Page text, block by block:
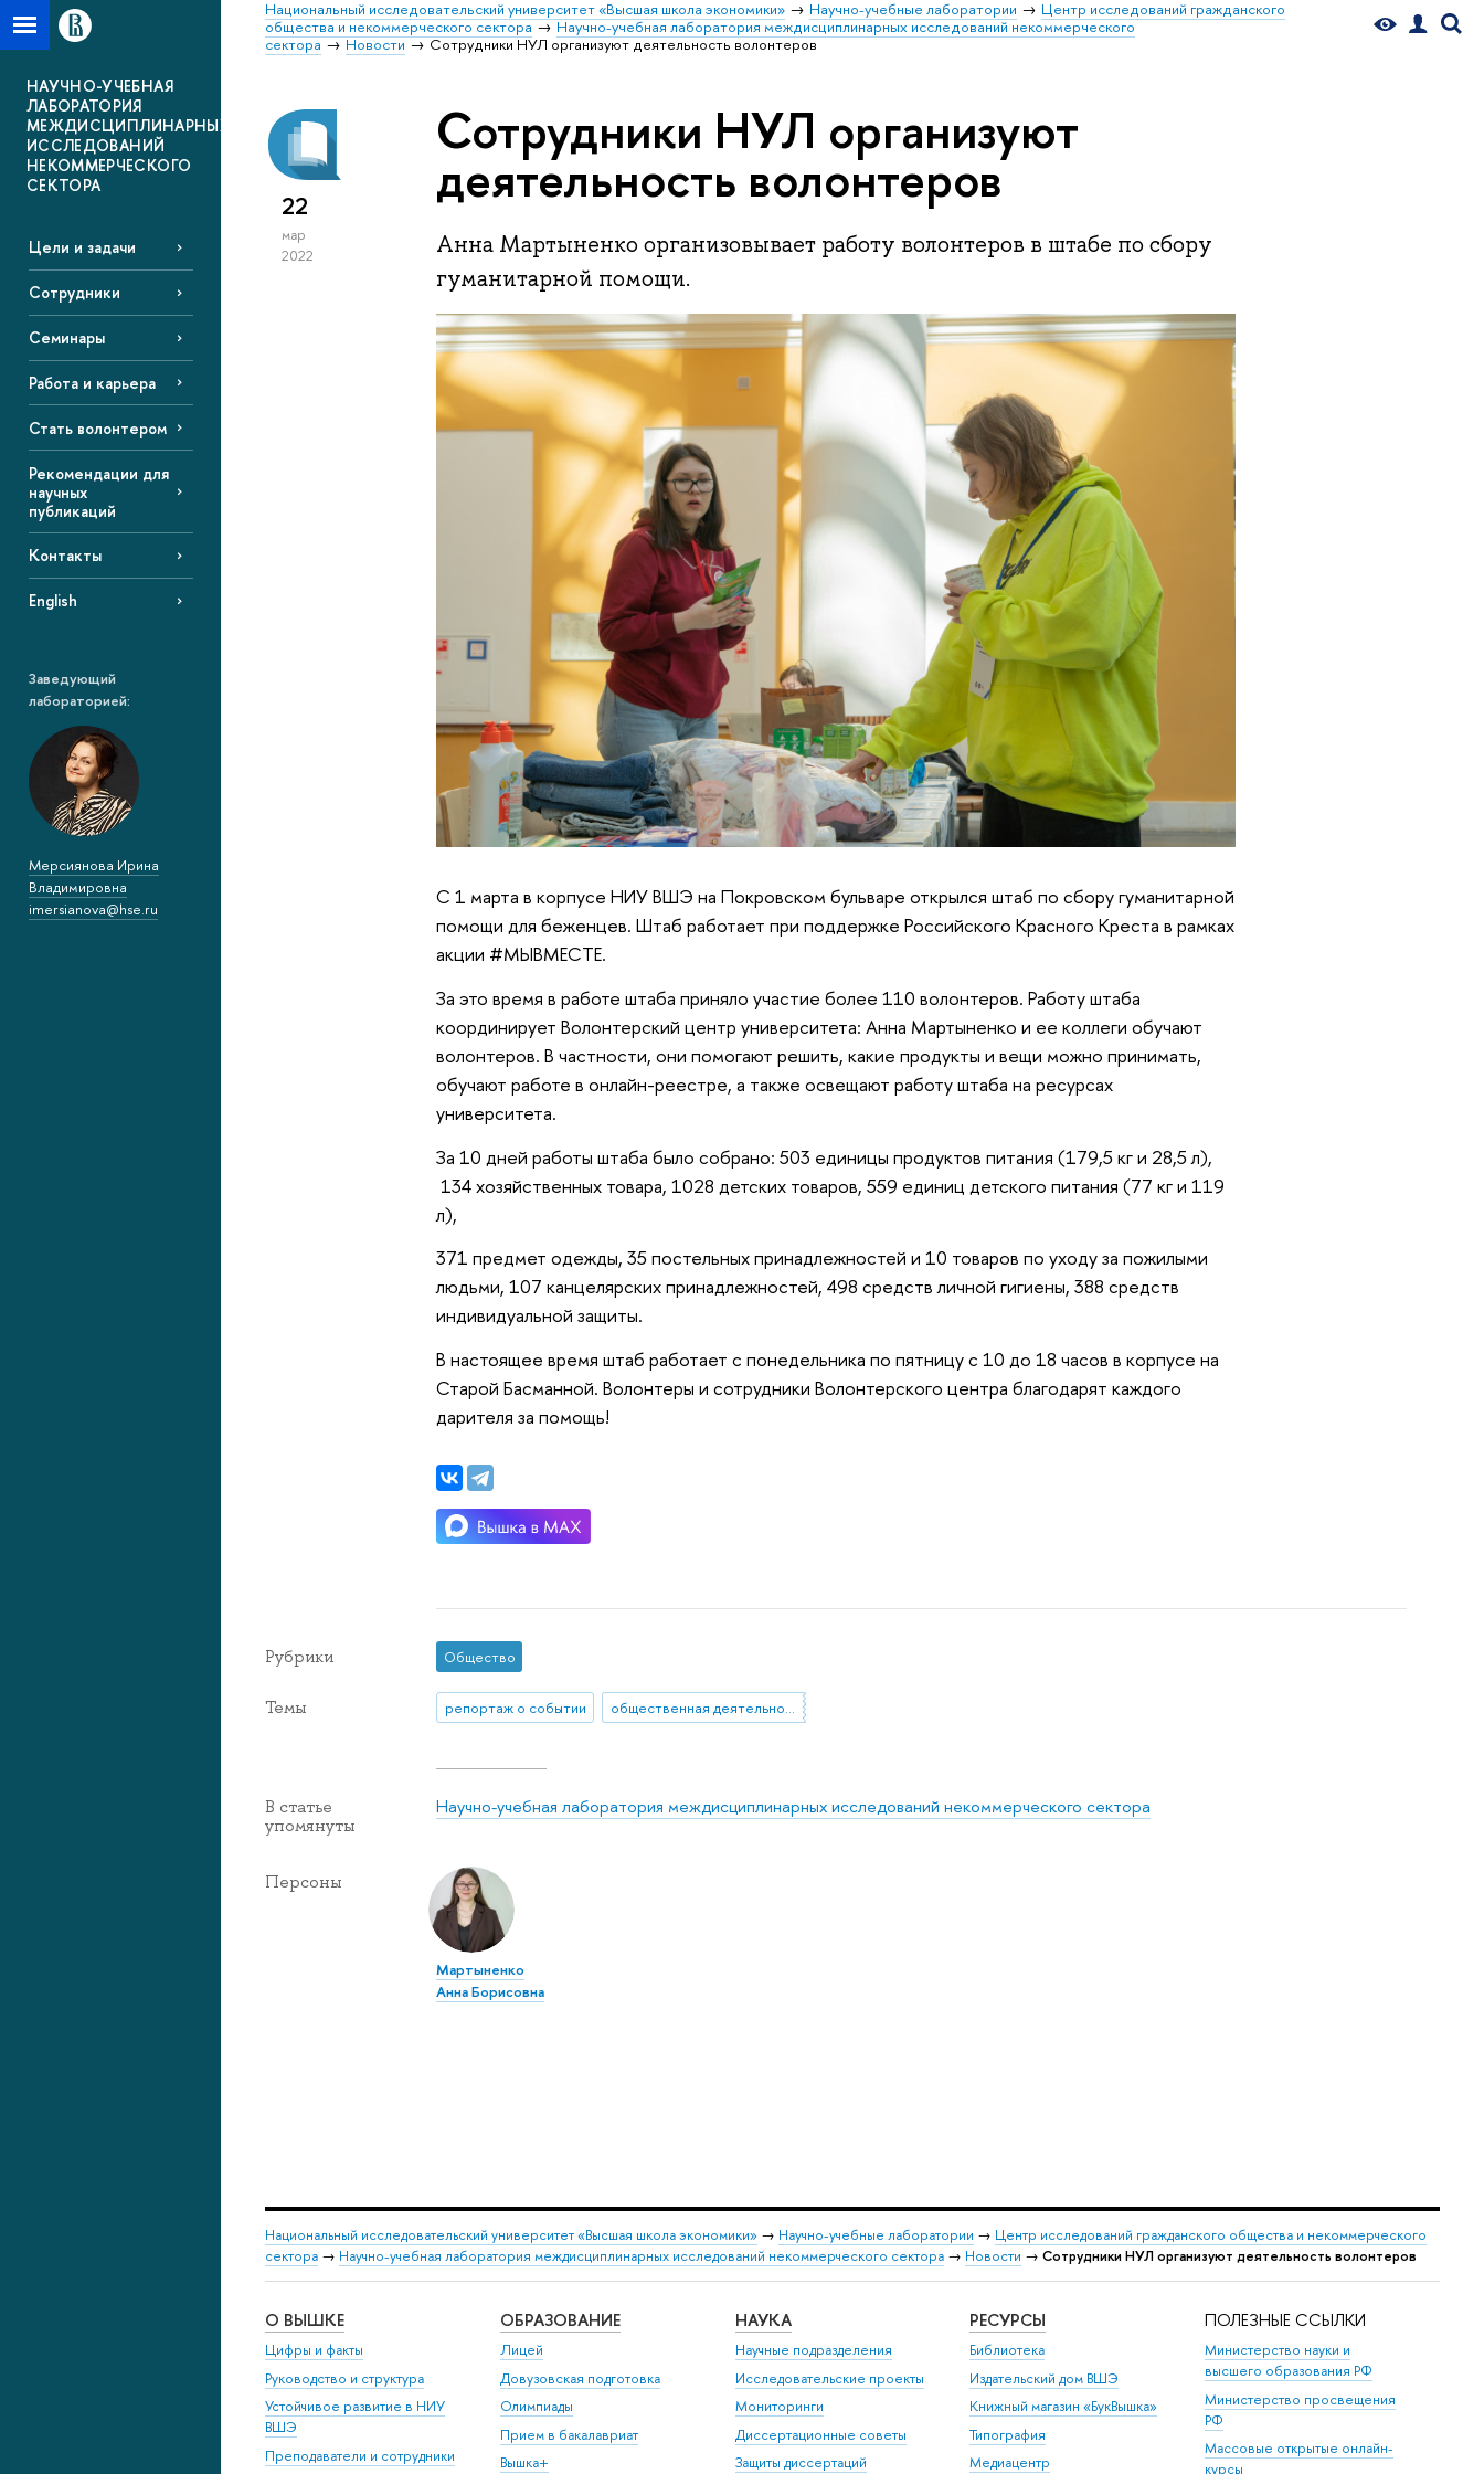
Национальный исследовательский университет «Высшая школа экономики» Научно-учебные лаборатории
Центр исследований гражданского
общества и некоммерческого сектора
Научно-учебная лаборатория междисциплинарных исследований некоммерческого
сектора
Новости Сотрудники НУЛ организуют деятельность волонтеров
НАУЧНО-УЧЕБНАЯ
ЛАБОРАТОРИЯ
МЕЖДИСЦИПЛИНАРНЫХ
ИССЛЕДОВАНИЙ
НЕКОММЕРЧЕСКОГО
СЕКТОРА
Цели и задачи
Сотрудники
Семинары
Работа и карьера
Стать волонтером
Рекомендации для
научных
публикаций
Контакты
English
Заведующий
лабораторией:
Мерсиянова Ирина
Владимировна
imersianova@hse.ru
22
мар
2022
Сотрудники НУЛ организуют
деятельность волонтеров
Анна Мартыненко организовывает работу волонтеров в штабе по сбору
гуманитарной помощи.
С 1 марта в корпусе НИУ ВШЭ на Покровском бульваре открылся штаб по сбору гуманитарной
помощи для беженцев. Штаб работает при поддержке Российского Красного Креста в рамках
акции #МЫВМЕСТЕ.
За это время в работе штаба приняло участие более 110 волонтеров. Работу штаба
координирует Волонтерский центр университета: Анна Мартыненко и ее коллеги обучают
волонтеров. В частности, они помогают решить, какие продукты и вещи можно принимать,
обучают работе в онлайн-реестре, а также освещают работу штаба на ресурсах
университета.
За 10 дней работы штаба было собрано: 503 единицы продуктов питания (179,5 кг и 28,5 л),
134 хозяйственных товара, 1028 детских товаров, 559 единиц детского питания (77 кг и 119
л),
371 предмет одежды, 35 постельных принадлежностей и 10 товаров по уходу за пожилыми
людьми, 107 канцелярских принадлежностей, 498 средств личной гигиены, 388 средств
индивидуальной защиты.
В настоящее время штаб работает с понедельника по пятницу с 10 до 18 часов в корпусе на
Старой Басманной. Волонтеры и сотрудники Волонтерского центра благодарят каждого
дарителя за помощь!
Рубрики Общество
Темы репортаж о событии общественная деятельность
В статье
упомянуты
Научно-учебная лаборатория междисциплинарных исследований некоммерческого сектора
Персоны
Мартыненко
Анна Борисовна
Национальный исследовательский университет «Высшая школа экономики» → Научно-учебные лаборатории → Центр исследований гражданского общества и некоммерческого
сектора → Научно-учебная лаборатория междисциплинарных исследований некоммерческого сектора → Новости → Сотрудники НУЛ организуют деятельность волонтеров
О ВЫШКЕ
Цифры и факты
Руководство и структура
Устойчивое развитие в НИУ
ВШЭ
Преподаватели и сотрудники
ОБРАЗОВАНИЕ
Лицей
Довузовская подготовка
Олимпиады
Прием в бакалавриат
Вышка+
НАУКА
Научные подразделения
Исследовательские проекты
Мониторинги
Диссертационные советы
Защиты диссертаций
РЕСУРСЫ
Библиотека
Издательский дом ВШЭ
Книжный магазин «БукВышка»
Типография
Медиацентр
ПОЛЕЗНЫЕ ССЫЛКИ
Министерство науки и
высшего образования РФ
Министерство просвещения
РФ
Массовые открытые онлайн-
курсы